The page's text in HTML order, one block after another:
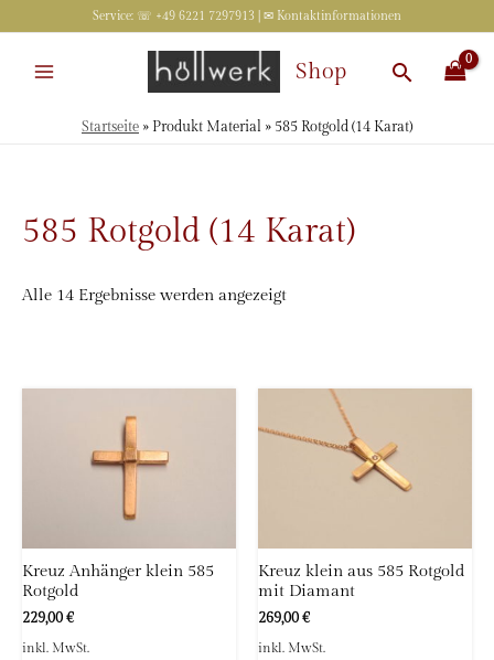
Inhalt
springen
Service: ☏ +49 6221 7297913 | ✉ Kontaktinformationen
Shop Suchen
Startseite » Produkt Material » 585 Rotgold (14 Karat)
585 Rotgold (14 Karat)
Alle 14 Ergebnisse werden angezeigtNach
Kreuz Anhänger klein 585
Rotgold
229,00€
inkl. MwSt.
Kreuz klein aus 585 Rotgold
mit Diamant
269,00€
inkl. MwSt.